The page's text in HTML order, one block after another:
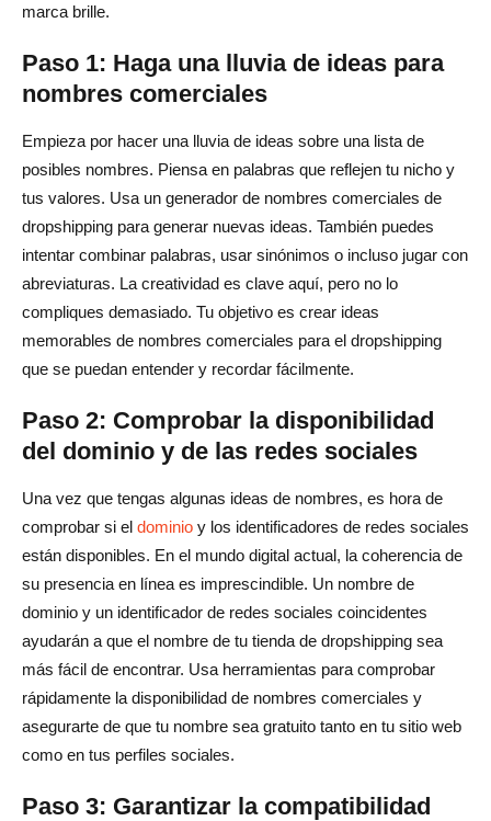
marca brille.
Paso 1: Haga una lluvia de ideas para
nombres comerciales
Empieza por hacer una lluvia de ideas sobre una lista de
posibles nombres. Piensa en palabras que reflejen tu nicho y
tus valores. Usa un generador de nombres comerciales de
dropshipping para generar nuevas ideas. También puedes
intentar combinar palabras, usar sinónimos o incluso jugar con
abreviaturas. La creatividad es clave aquí, pero no lo
compliques demasiado. Tu objetivo es crear ideas
memorables de nombres comerciales para el dropshipping
que se puedan entender y recordar fácilmente.
Paso 2: Comprobar la disponibilidad
del dominio y de las redes sociales
Una vez que tengas algunas ideas de nombres, es hora de
comprobar si el dominio y los identificadores de redes sociales
están disponibles. En el mundo digital actual, la coherencia de
su presencia en línea es imprescindible. Un nombre de
dominio y un identificador de redes sociales coincidentes
ayudarán a que el nombre de tu tienda de dropshipping sea
más fácil de encontrar. Usa herramientas para comprobar
rápidamente la disponibilidad de nombres comerciales y
asegurarte de que tu nombre sea gratuito tanto en tu sitio web
como en tus perfiles sociales.
Paso 3: Garantizar la compatibilidad